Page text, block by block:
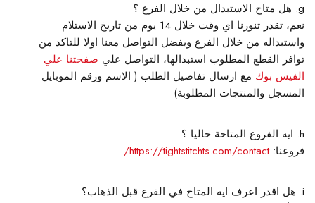
هل متاح الاستبدال من خلال الفرع ؟
نعم، تقدر تنورنا اي وقت خلال 14 يوم من تاريخ الاستلام
واستبداله من خلال الفرع ويفضل التواصل معنا اولا للتاكد من
توافر القطع المطلوب استبدالها، التواصل علي صفحتنا علي
الفيس بوك مع ارسال تفاصيل الطلب ( الاسم ورقم الموبايل
المسجل والمنتجات المطلوبة)
ايه الفروع المتاحة حاليا ؟
فروعنا:https://tightstitchts.com/contact/
هل اقدر اعرف ايه المتاح في الفرع قبل الذهاب؟